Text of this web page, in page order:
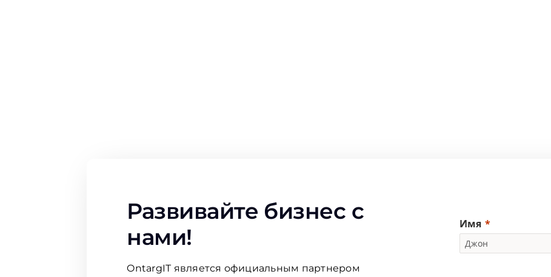
Развивайте бизнес с
нами!
OntargIT является официальным партнером
Имя